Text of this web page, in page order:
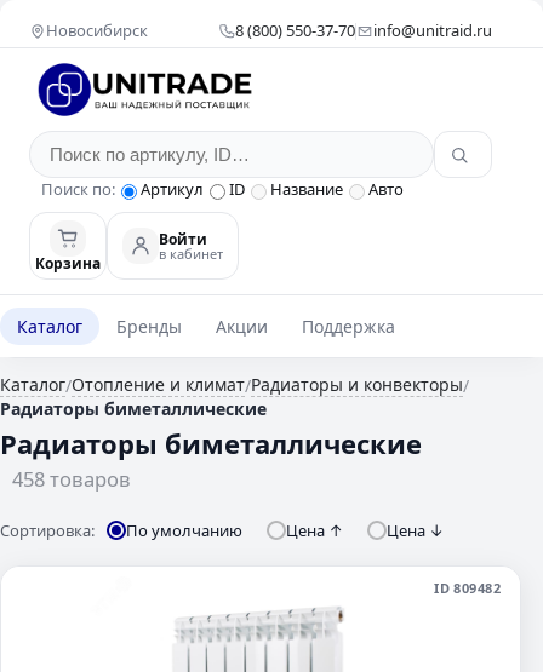
Новосибирск 8 (800) 550-37-70 info@unitraid.ru
Поиск по: Артикул ID Название Авто
Корзина
Войти
в кабинет
Каталог Бренды Акции Поддержка
Каталог/Отопление и климат/Радиаторы и конвекторы/
Радиаторы биметаллические
Радиаторы биметаллические
458 товаров
Сортировка: По умолчанию Цена ↑ Цена ↓
ID 809482